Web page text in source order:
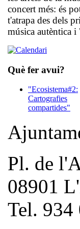
concert més: és
t'atrapa des dels
música autèntica
Què fer avui?
"Ecosistema#2:
Cartografies
compartides"
Pl. de
08901
Tel. 934